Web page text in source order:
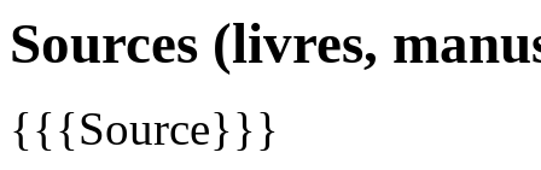
Sources (livres,
{{{Source}}}